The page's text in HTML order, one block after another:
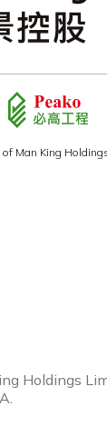
Man King
Holdings
.